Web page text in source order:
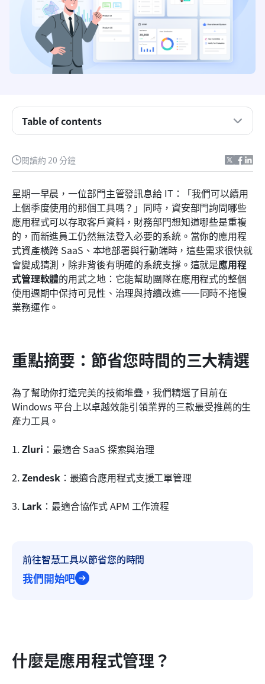
閱讀約 20 分鐘
星期一早晨，一位部門主管發訊息給 IT：「我們可以續用
上個季度使用的那個工具嗎？」同時，資安部門詢問哪些
應用程式可以存取客戶資料，財務部門想知道哪些是重複
的，而新進員工仍然無法登入必要的系統。當你的應用程
式資產橫跨 SaaS、本地部署與行動端時，這些需求很快就
會變成猜測，除非背後有明確的系統支撐。這就是應用程
式管理軟體的用武之地：它能幫助團隊在應用程式的整個
使用週期中保持可見性、治理與持續改進——同時不拖慢
業務運作。
重點摘要：節省您時間的三大精選
為了幫助你打造完美的技術堆疊，我們精選了目前在
Windows 平台上以卓越效能引領業界的三款最受推薦的生
產力工具。
1. Zluri ：最適合 SaaS 探索與治理
2. Zendesk：最適合應用程式支援工單管理
3. Lark ：最適合協作式 APM 工作流程
前往智慧工具以節省您的時間
我們開始吧
什麼是應用程式管理？
Table of contents
重點摘要：節省您時間的三大精選
什麼是應用程式管理？
應用程式管理的目標
應用程式組合管理軟體的主要功能
前十名應用程式組合管理軟體
如何選擇適合您組織的 APM 軟體
應用程式組合管理軟體如何為您的組織帶來效益？
結論